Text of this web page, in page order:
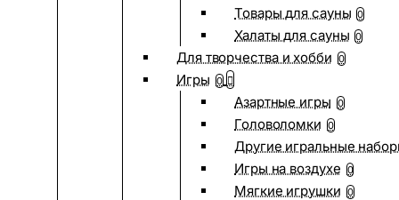
Товары для сауны 0
Халаты для сауны 0
Для творчества и хобби 0
Игры 0
Азартные игры 0
Головоломки 0
Другие игральные
Игры на воздухе 0
Мягкие игрушки 0